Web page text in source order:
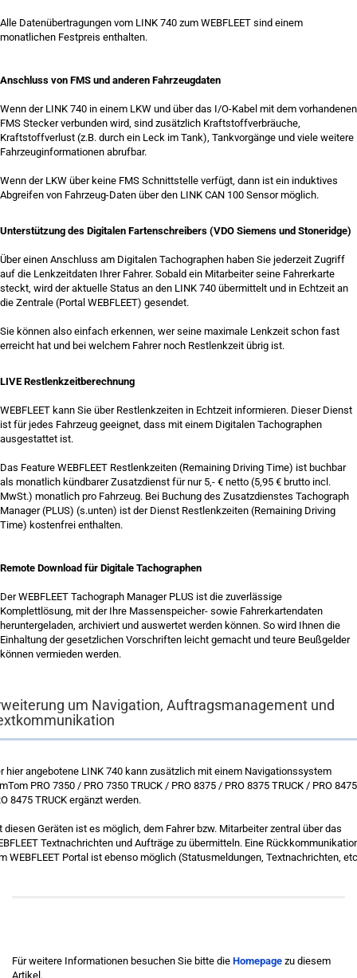
Alle Datenübertragungen vom LINK 740 zum WEBFLEET sind einem
monatlichen Festpreis enthalten.
Anschluss von FMS und anderen Fahrzeugdaten
Wenn der LINK 740 in einem LKW und über das I/O-Kabel mit dem vorhandenen
FMS Stecker verbunden wird, sind zusätzlich Kraftstoffverbräuche,
Kraftstoffverlust (z.B. durch ein Leck im Tank), Tankvorgänge und viele weitere
Fahrzeuginformationen abrufbar.
Wenn der LKW über keine FMS Schnittstelle verfügt, dann ist ein induktives
Abgreifen von Fahrzeug-Daten über den LINK CAN 100 Sensor möglich.
Unterstützung des Digitalen Fartenschreibers (VDO Siemens und Stoneridge)
Über einen Anschluss am Digitalen Tachographen haben Sie jederzeit Zugriff
auf die Lenkzeitdaten Ihrer Fahrer. Sobald ein Mitarbeiter seine Fahrerkarte
steckt, wird der aktuelle Status an den LINK 740 übermittelt und in Echtzeit an
die Zentrale (Portal WEBFLEET) gesendet.
Sie können also einfach erkennen, wer seine maximale Lenkzeit schon fast
erreicht hat und bei welchem Fahrer noch Restlenkzeit übrig ist.
LIVE Restlenkzeitberechnung
WEBFLEET kann Sie über Restlenkzeiten in Echtzeit informieren. Dieser Dienst
ist für jedes Fahrzeug geeignet, dass mit einem Digitalen Tachographen
ausgestattet ist.
Das Feature WEBFLEET Restlenkzeiten (Remaining Driving Time) ist buchbar
als monatlich kündbarer Zusatzdienst für nur 5,- € netto (5,95 € brutto incl.
MwSt.) monatlich pro Fahrzeug. Bei Buchung des Zusatzdienstes Tachograph
Manager (PLUS) (s.unten) ist der Dienst Restlenkzeiten (Remaining Driving
Time) kostenfrei enthalten.
Remote Download für Digitale Tachographen
Der WEBFLEET Tachograph Manager PLUS ist die zuverlässige
Komplettlösung, mit der Ihre Massenspeicher- sowie Fahrerkartendaten
heruntergeladen, archiviert und auswertet werden können. So wird Ihnen die
Einhaltung der gesetzlichen Vorschriften leicht gemacht und teure Beußgelder
können vermieden werden.
um Navigation, Auftragsmanagement und
hier angebotene LINK 740 kann zusätzlich mit einem Navigationssystem
PRO 7350 / PRO 7350 TRUCK / PRO 8375 / PRO 8375 TRUCK / PRO
8475 TRUCK ergänzt werden.
diesen Geräten ist es möglich, dem Fahrer bzw. Mitarbeiter zentral über das
Textnachrichten und Aufträge zu übermitteln. Eine
WEBFLEET Portal ist ebenso möglich (Statusmeldungen, Textnachrichten,
Für weitere Informationen besuchen Sie bitte die Homepage zu diesem
Artikel.